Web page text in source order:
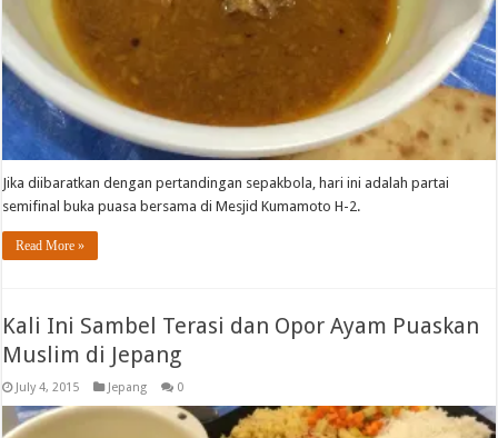
Jika diibaratkan dengan pertandingan sepakbola, hari ini adalah partai
semifinal buka puasa bersama di Mesjid Kumamoto H-2.
Read More »
Kali Ini Sambel Terasi dan Opor Ayam Puaskan
Muslim di Jepang
July 4, 2015 Jepang 0